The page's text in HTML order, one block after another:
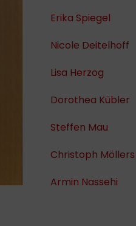
Erika Spiegel
Nicole Deitelhoff
Lisa Herzog
Dorothea Kübler
Steffen Mau
Christoph Möllers
Armin Nassehi